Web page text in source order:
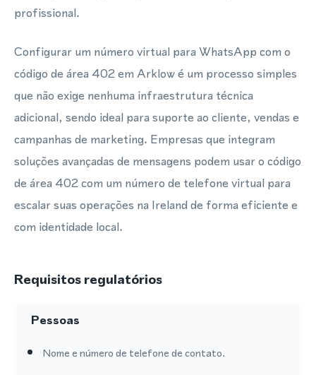
profissional.
Configurar um número virtual para WhatsApp com o
código de área 402 em Arklow é um processo simples
que não exige nenhuma infraestrutura técnica
adicional, sendo ideal para suporte ao cliente, vendas e
campanhas de marketing. Empresas que integram
soluções avançadas de mensagens podem usar o código
de área 402 com um número de telefone virtual para
escalar suas operações na Ireland de forma eficiente e
com identidade local.
Requisitos regulatórios
Pessoas
Nome e número de telefone de contato.